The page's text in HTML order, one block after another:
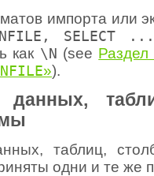
импорта или
SELECT
как \N (see Раздел
»).
таблиц,
одни и те же